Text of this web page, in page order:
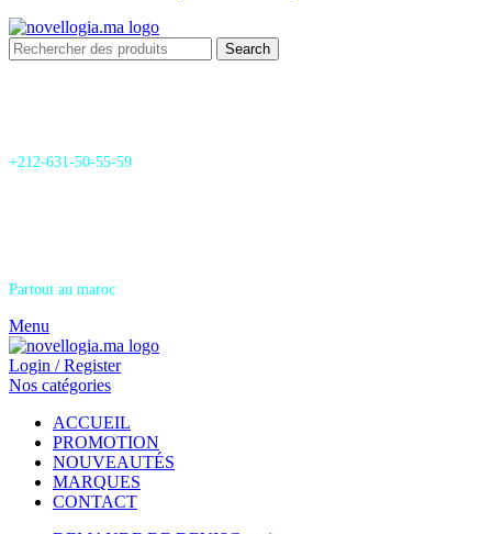
Search
+212-631-50-55-59
Partout au maroc
Menu
Login / Register
Nos catégories
ACCUEIL
PROMOTION
NOUVEAUTÉS
MARQUES
CONTACT